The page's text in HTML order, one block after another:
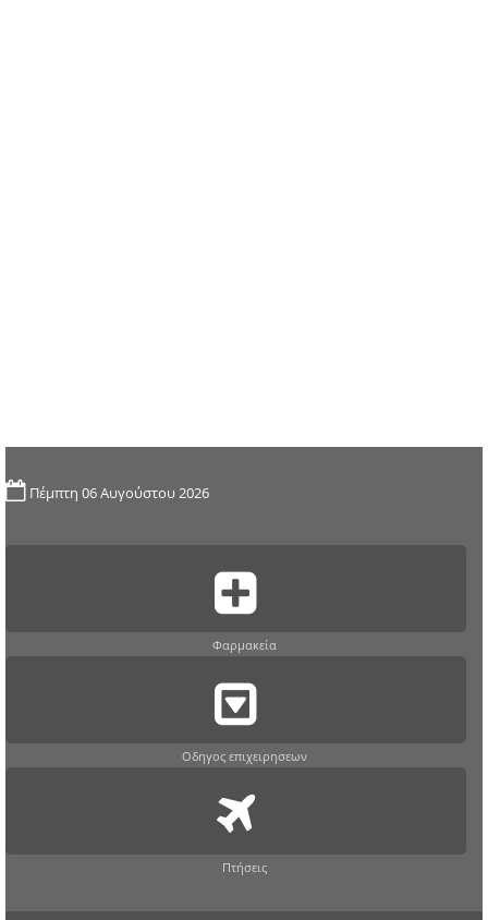
Πέμπτη 06 Αυγούστου 2026
Φαρμακεία
Οδηγος επιχειρησεων
Πτήσεις